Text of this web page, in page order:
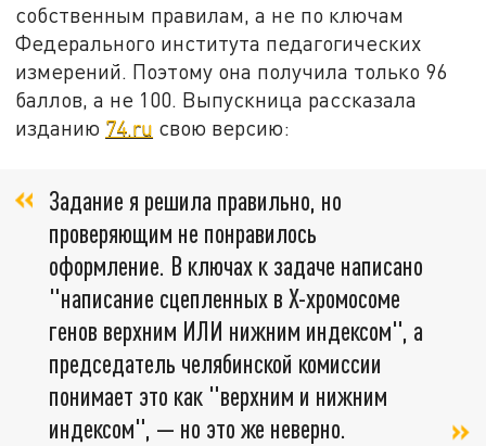
собственным правилам, а не по ключам
Федерального института педагогических
измерений. Поэтому она получила только 96
баллов, а не 100. Выпускница рассказала
изданию 74.ru свою версию:
Задание я решила правильно, но
проверяющим не понравилось
оформление. В ключах к задаче написано
"написание сцепленных в Х-хромосоме
генов верхним ИЛИ нижним индексом", а
председатель челябинской комиссии
понимает это как "верхним и нижним
индексом", — но это же неверно.